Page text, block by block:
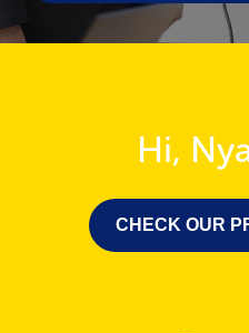
Hi,
CHECK OUR